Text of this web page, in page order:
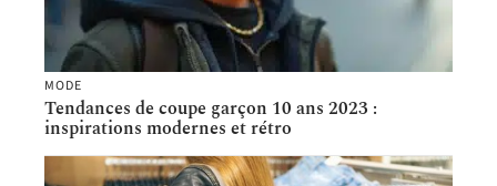
MODE
Tendances de coupe garçon 10 ans 2023 :
inspirations modernes et rétro